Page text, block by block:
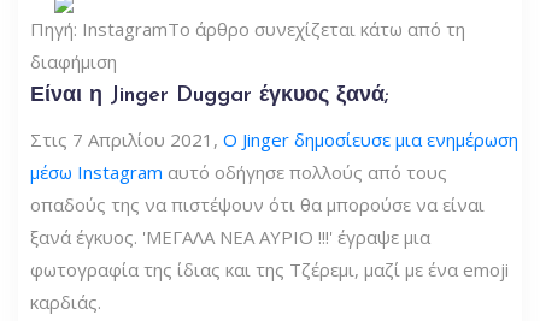
Πηγή: InstagramΤο άρθρο συνεχίζεται κάτω από τη
διαφήμιση
Είναι η Jinger Duggar έγκυος ξανά;
Στις 7 Απριλίου 2021, Ο Jinger δημοσίευσε μια ενημέρωση
μέσω Instagram αυτό οδήγησε πολλούς από τους
οπαδούς της να πιστέψουν ότι θα μπορούσε να είναι
ξανά έγκυος. 'ΜΕΓΑΛΑ ΝΕΑ ΑΥΡΙΟ !!!' έγραψε μια
φωτογραφία της ίδιας και της Τζέρεμι, μαζί με ένα emoji
καρδιάς.